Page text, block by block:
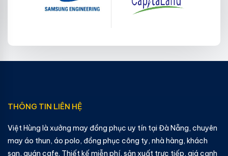
THÔNG TIN LIÊN HỆ
Việt Hùng là xưởng may đồng phục uy tín tại Đà Nẵng, chuyên
may áo thun, áo polo, đồng phục công ty, nhà hàng, khách
sạn, quán cafe. Thiết kế miễn phí, sản xuất trực tiếp, giá cạnh